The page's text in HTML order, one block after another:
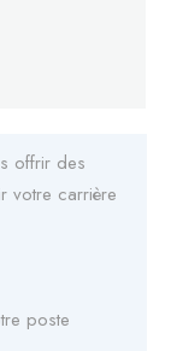
offrir des
votre carrière
poste